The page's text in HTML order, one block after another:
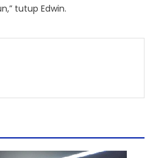
tutup Edwin.